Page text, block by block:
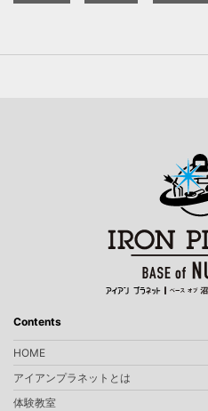
Contents
HOME
アイアンプラネットとは
体験教室